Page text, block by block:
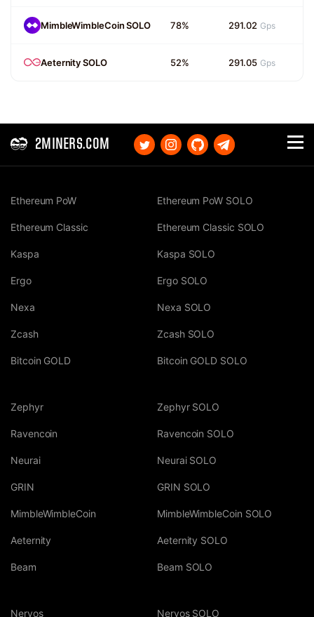
MimbleWimbleCoin SOLO 78% 291.02 Gps
Aeternity SOLO 52% 291.05 Gps
2MINERS.COM
Ethereum PoW
Ethereum Classic
Kaspa
Ergo
Nexa
Zcash
Bitcoin GOLD
Ethereum PoW SOLO
Ethereum Classic SOLO
Kaspa SOLO
Ergo SOLO
Nexa SOLO
Zcash SOLO
Bitcoin GOLD SOLO
Zephyr
Ravencoin
Neurai
GRIN
MimbleWimbleCoin
Aeternity
Beam
Zephyr SOLO
Ravencoin SOLO
Neurai SOLO
GRIN SOLO
MimbleWimbleCoin SOLO
Aeternity SOLO
Beam SOLO
Nervos Nervos SOLO